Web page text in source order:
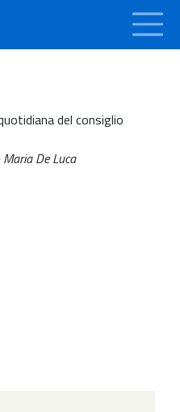
del consiglio
De Luca